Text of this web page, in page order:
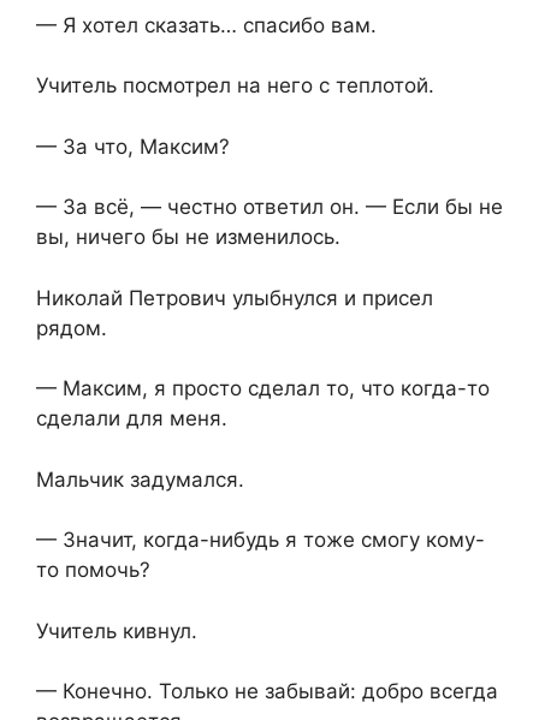
— Я хотел сказать… спасибо вам.
Учитель посмотрел на него с теплотой.
— За что, Максим?
— За всё, — честно ответил он. — Если бы не
вы, ничего бы не изменилось.
Николай Петрович улыбнулся и присел
рядом.
— Максим, я просто сделал то, что когда-то
сделали для меня.
Мальчик задумался.
— Значит, когда-нибудь я тоже смогу кому-
то помочь?
Учитель кивнул.
— Конечно. Только не забывай: добро всегда